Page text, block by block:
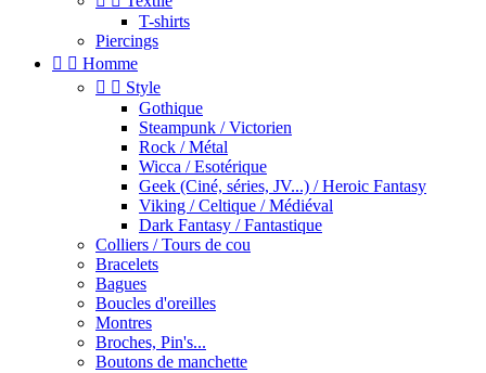
T-shirts
Piercings
  Homme
  Style
Gothique
Steampunk / Victorien
Rock / Métal
Wicca / Esotérique
Geek (Ciné, séries, JV...) / Heroic Fantasy
Viking / Celtique / Médiéval
Dark Fantasy / Fantastique
Colliers / Tours de cou
Bracelets
Bagues
Boucles d'oreilles
Montres
Broches, Pin's...
Boutons de manchette